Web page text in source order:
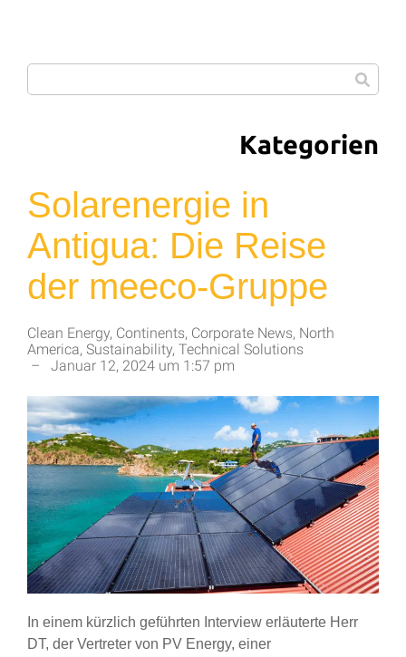
Solarenergie in
Antigua: Die Reise
der meeco-Gruppe
Clean Energy, Continents, Corporate News, North
America, Sustainability, Technical Solutions
–
Januar 12, 2024 um 1:57 pm
In einem kürzlich geführten Interview erläuterte Herr
DT, der Vertreter von PV Energy, einer
Kategorien